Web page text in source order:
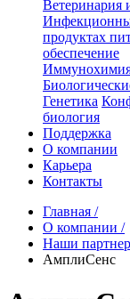
продуктах
обеспечение
Генетика
биология
Поддержка
О компании
Карьера
Контакты
Главная /
О компании /
Наши
АмплиСенс